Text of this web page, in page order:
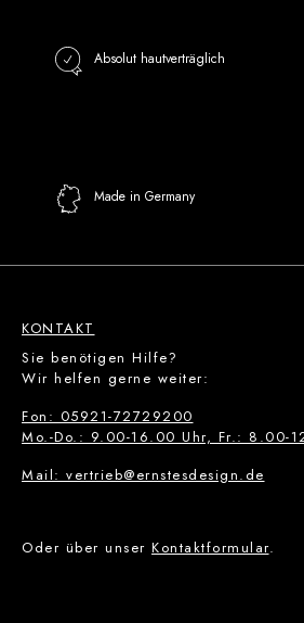
Absolut hautverträglich
Made in Germany
KONTAKT
Sie benötigen Hilfe?
Wir helfen gerne weiter:
Fon: 05921-72729200
Mo.-Do.: 9.00-16.00 Uhr, Fr.: 8.00-
Mail: vertrieb@ernstesdesign.de
Oder über unser Kontaktformular.